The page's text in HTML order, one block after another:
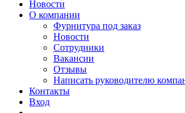
Новости
О компании
Фурнитура под заказ
Новости
Сотрудники
Вакансии
Отзывы
Написать руководителю
Контакты
Вход